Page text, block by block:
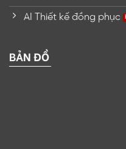
AI Thiết kế đồng phục
BẢN ĐỒ